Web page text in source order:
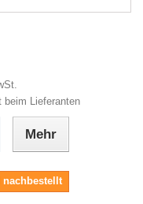
beim Lieferanten
Mehr